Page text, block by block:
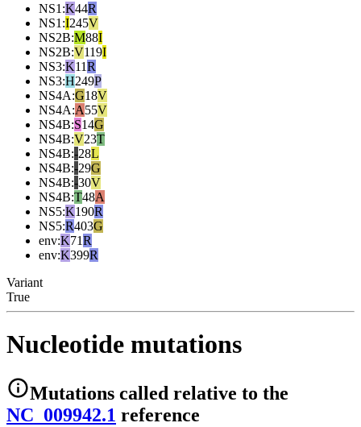
NS1 :K44R
NS1 :I245V
NS2B:M88I
NS2B:V119I
NS3:K11R
NS3:H249P
NS4A:G18V
NS4A:A55V
NS4B:S14G
NS4B:V23T
NS4B:-28L
NS4B:-29G
NS4B:-30V
NS4B:T48A
NS5:K190R
NS5:R403G
env:K71R
env:K399R
Variant
True
Nucleotide mutations
Mutations called relative to the
NC_009942.1 reference